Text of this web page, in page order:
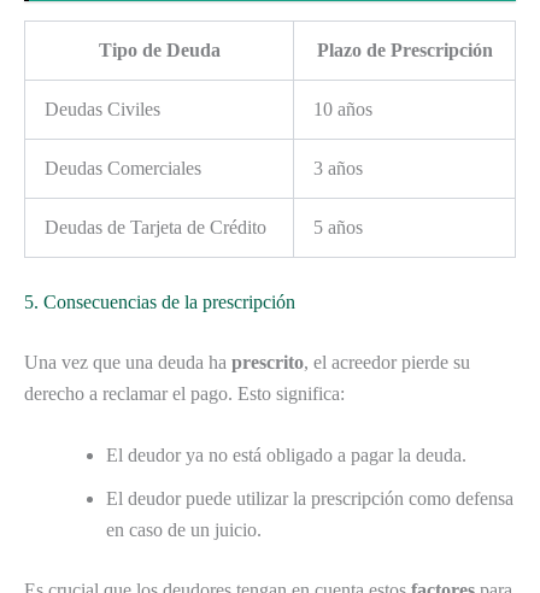
Tipo de Deuda Plazo de Prescripción
Deudas Civiles 10 años
Deudas Comerciales 3 años
Deudas de Tarjeta de Crédito 5 años
5. Consecuencias de la prescripción
Una vez que una deuda ha prescrito, el acreedor pierde su
derecho a reclamar el pago. Esto significa:
El deudor ya no está obligado a pagar la deuda.
El deudor puede utilizar la prescripción como defensa
en caso de un juicio.